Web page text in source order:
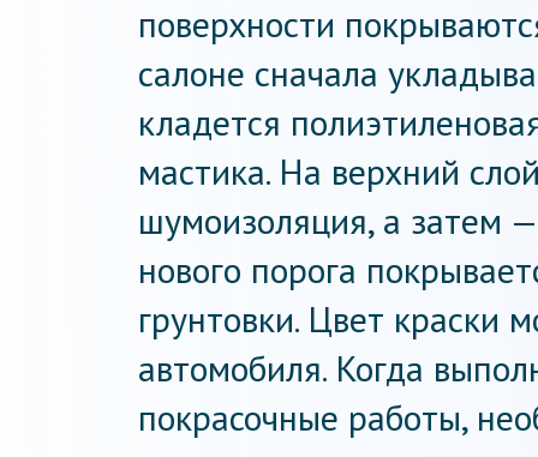
поверхности
салоне сначала
кладется
мастика. На верхний
шумоизоляция, а затем
нового порога
грунтовки. Цвет краски
автомобиля. Когда
покрасочные работы,